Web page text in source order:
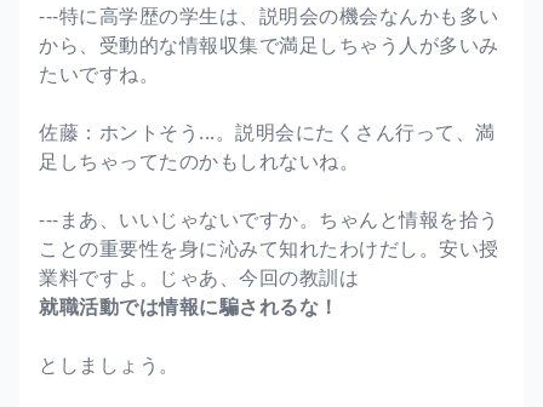
---特に高学歴の学生は、説明会の機会なんかも多い
から、受動的な情報収集で満足しちゃう人が多いみ
たいですね。
佐藤：ホントそう...。説明会にたくさん行って、満
足しちゃってたのかもしれないね。
---まあ、いいじゃないですか。ちゃんと情報を拾う
ことの重要性を身に沁みて知れたわけだし。安い授
業料ですよ。じゃあ、今回の教訓は
就職活動では情報に騙されるな！
としましょう。